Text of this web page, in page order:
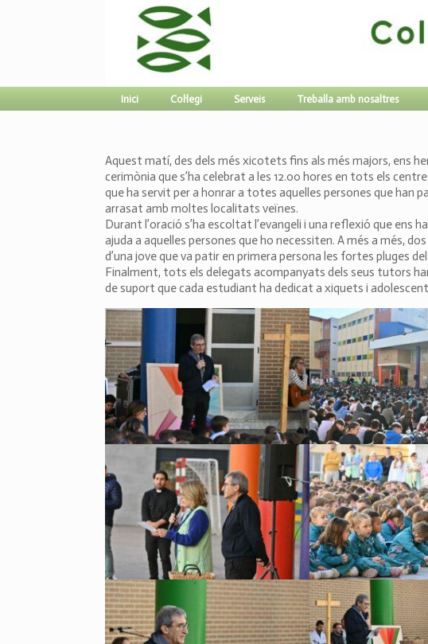
Inici Col·legi Serveis Treballa amb nosaltres
Aquest matí, des dels més xicotets fins als més majors, ens
cerimònia que s’ha celebrat a les 12.00 hores en tots els
que ha servit per a honrar a totes aquelles persones que han
arrasat amb moltes localitats veïnes.
Durant l’oració s’ha escoltat l’evangeli i una reflexió que ens
ajuda a aquelles persones que ho necessiten. A més a més,
d’una jove que va patir en primera persona les fortes pluges
Finalment, tots els delegats acompanyats dels seus tutors
de suport que cada estudiant ha dedicat a xiquets i